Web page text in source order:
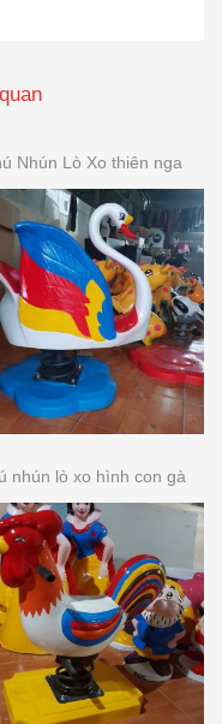
Nhún Lò Xo thiên nga
nhún lò xo hình con gà